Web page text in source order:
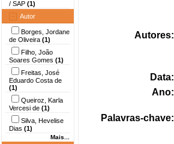
/ SAP (1)
Autor
Borges, Jordane
de Oliveira (1)
Filho, João
Soares Gomes (1)
Freitas, José
Eduardo Costa de
(1)
Queiroz, Karla
Vercesi de (1)
Silva, Hevelise
Dias (1)
Mais...
Autores:
Data:
Ano:
Palavras-chave: